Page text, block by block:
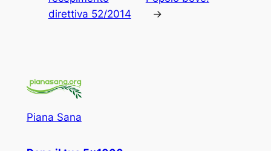
direttiva 52/2014
→
Piana Sana